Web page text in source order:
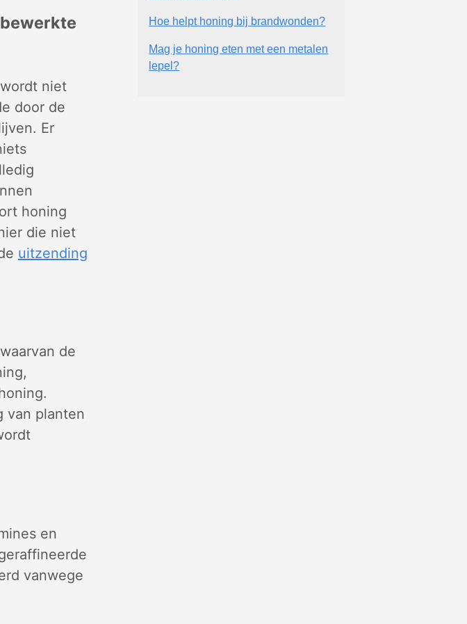
niet
door de
Er
honing
die niet
uitzending
de
van planten
en
vanwege
Hoe helpt honing bij brandwonden?
Mag je honing eten met een metalen
lepel?